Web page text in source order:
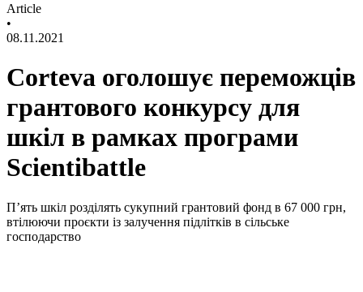
Article
•
08.11.2021
Corteva оголошує переможців
грантового конкурсу для
шкіл в рамках програми
Scientibattle
П’ять шкіл розділять сукупний грантовий фонд в 67 000 грн,
втілюючи проєкти із залучення підлітків в сільське
господарство